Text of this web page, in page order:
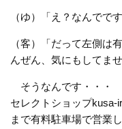
（ゆ）「え？なんでです
（客）「だって左側
んぜん、気にもしてま
そうなんです・・・
セレクトショップkusa-
まで有料駐車場で営業